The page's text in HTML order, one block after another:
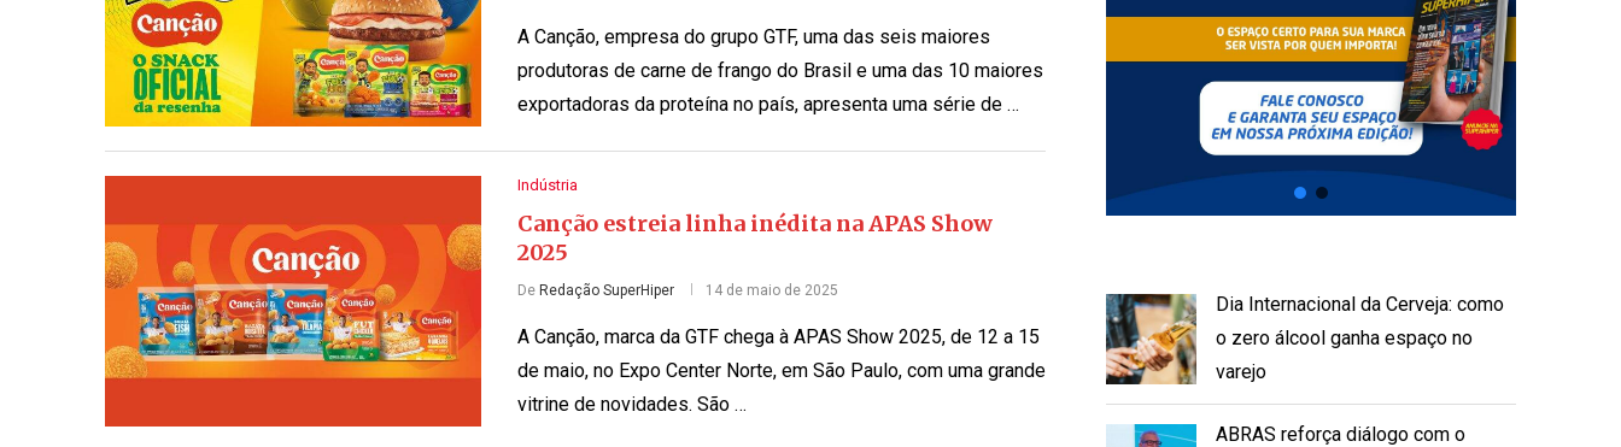
A Canção, empresa do grupo GTF, uma das seis maiores
produtoras de carne de frango do Brasil e uma das 10 maiores
exportadoras da proteína no país, apresenta uma série de …
Indústria
Canção estreia linha inédita na APAS Show
2025
De Redação SuperHiper 14 de maio de 2025
A Canção, marca da GTF chega à APAS Show 2025, de 12 a 15
de maio, no Expo Center Norte, em São Paulo, com uma grande
vitrine de novidades. São …
Dia Internacional da Cerveja: como
o zero álcool ganha espaço no
varejo
ABRAS reforça diálogo com o